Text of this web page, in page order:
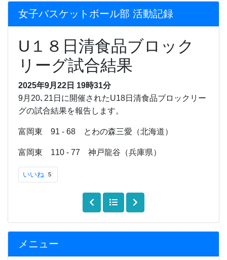
メニュー
女子バスケットボール部 活動記録
U１８日清食品ブロック
リーグ試合結果
2025年9月22日 19時31分
9月20､21日に開催されたU18日清食品ブロックリー
グの試合結果を報告します。
富岡東 91 - 68 とわの森三愛（北海道）
富岡東 110 - 77 神戸龍谷（兵庫県）
いいね 5